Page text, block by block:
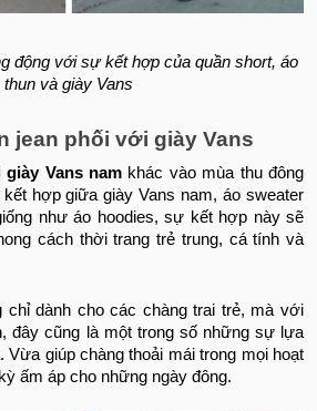
động với sự kết hợp của quần short, áo
thun và giày Vans
jean phối với giày Vans
Vans namkhác vào mùa thu đông
hợp giữa giày Vans nam, áo sweater
như áo hoodies, sự kết hợp này sẽ
cách thời trang trẻ trung, cá tính và
chỉ dành cho các chàng trai trẻ, mà với
đây cũng là một trong số những sự lựa
Vừa giúp chàng thoải mái trong mọi hoạt
ấm áp cho những ngày đông.